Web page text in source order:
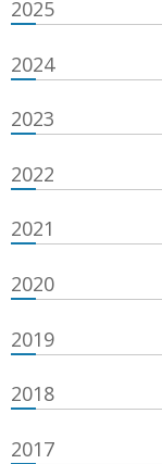
2025
2024
2023
2022
2021
2020
2019
2018
2017